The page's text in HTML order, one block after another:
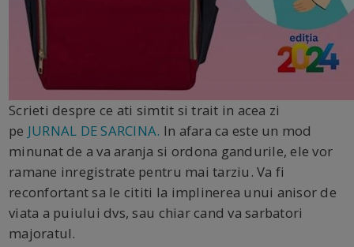
Scrieti despre ce ati simtit si trait in acea zi
pe JURNAL DE SARCINA. In afara ca este un mod
minunat de a va aranja si ordona gandurile, ele vor
ramane inregistrate pentru mai tarziu. Va fi
reconfortant sa le cititi la implinerea unui anisor de
viata a puiului dvs, sau chiar cand va sarbatori
majoratul.